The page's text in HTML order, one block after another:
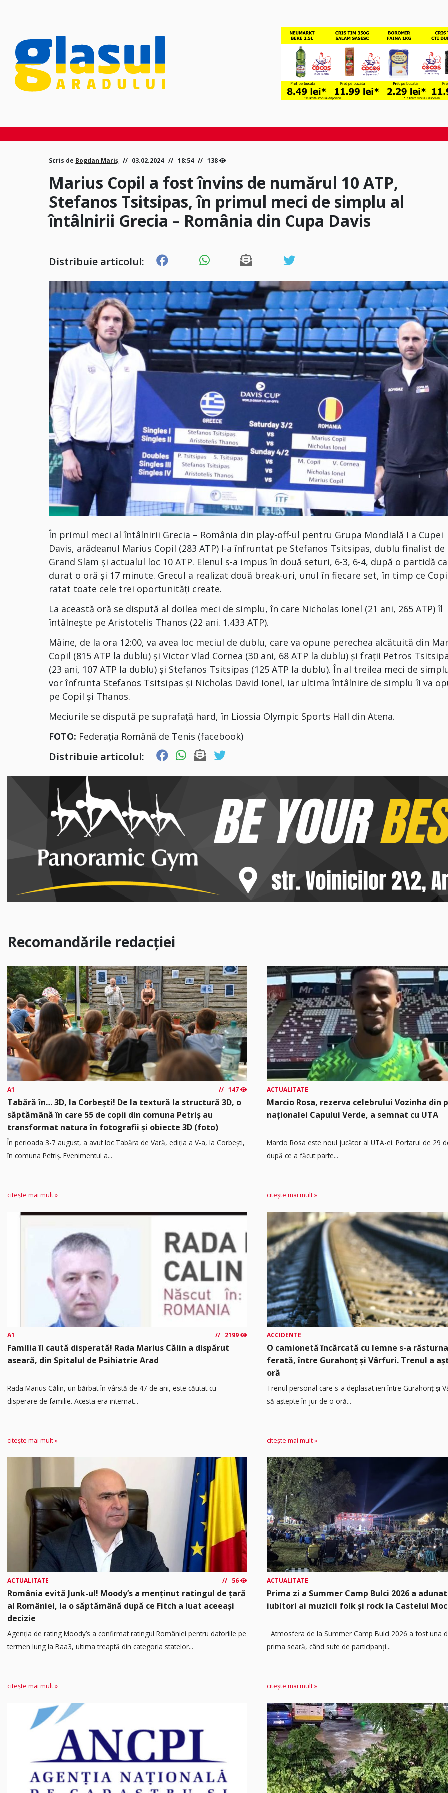
Scris de Bogdan Mariș 03.02.2024 18:54 138
Marius Copil a fost învins de numărul 10 ATP,
Stefanos Tsitsipas, în primul meci de simplu al
întâlnirii Grecia – România din Cupa Davis
Distribuie articolul:
În primul meci al întâlnirii Grecia – România din play-off-ul pentru Grupa Mondială I a Cupei
Davis, arădeanul Marius Copil (283 ATP) l-a înfruntat pe Stefanos Tsitsipas, dublu finalist de
Grand Slam și actualul loc 10 ATP. Elenul s-a impus în două seturi, 6-3, 6-4, după o partidă
durat o oră și 17 minute. Grecul a realizat două break-uri, unul în fiecare set, în timp ce
ratat toate cele trei oportunităţi create.
La această oră se dispută al doilea meci de simplu, în care Nicholas Ionel (21 ani, 265 ATP) îl
întâlnește pe Aristotelis Thanos (22 ani. 1.433 ATP).
Mâine, de la ora 12:00, va avea loc meciul de dublu, care va opune perechea alcătuită din
Copil (815 ATP la dublu) şi Victor Vlad Cornea (30 ani, 68 ATP la dublu) şi fraţii Petros
(23 ani, 107 ATP la dublu) şi Stefanos Tsitsipas (125 ATP la dublu). În al treilea meci de
vor înfrunta Stefanos Tsitsipas şi Nicholas David Ionel, iar ultima întâlnire de simplu îi va
pe Copil şi Thanos.
Meciurile se dispută pe suprafaţă hard, în Liossia Olympic Sports Hall din Atena.
FOTO: Federația Română de Tenis (facebook)
Distribuie articolul:
Recomandările redacției
A1 147
Tabără în… 3D, la Corbești! De la textură la structură 3D, o
săptămână în care 55 de copii din comuna Petriș au
transformat natura în fotografii și obiecte 3D (foto)
În perioada 3-7 august, a avut loc Tabăra de Vară, ediția a V-a, la Corbești,
în comuna Petriș. Evenimentul a...
citește mai mult »
ACTUALITATE
Marcio Rosa, rezerva celebrului Vozinha din
naționalei Capului Verde, a semnat cu UTA
Marcio Rosa este noul jucător al UTA-ei. Portarul de 29
după ce a făcut parte...
citește mai mult »
A1 2199
Familia îl caută disperată! Rada Marius Călin a dispărut
aseară, din Spitalul de Psihiatrie Arad
Rada Marius Călin, un bărbat în vârstă de 47 de ani, este căutat cu
disperare de familie. Acesta era internat...
citește mai mult »
ACCIDENTE
O camionetă încărcată cu lemne s-a
ferată, între Gurahonț și Vârfuri. Trenul a
oră
Trenul personal care s-a deplasat ieri între Gurahonț și
să aștepte în jur de o oră...
citește mai mult »
ACTUALITATE 56
România evită Junk-ul! Moody’s a menținut ratingul de țară
al României, la o săptămână după ce Fitch a luat aceeași
decizie
Agenția de rating Moody’s a confirmat ratingul României pentru datoriile pe
termen lung la Baa3, ultima treaptă din categoria statelor...
citește mai mult »
ACTUALITATE
Prima zi a Summer Camp Bulci 2026 a
iubitori ai muzicii folk și rock la Castelul
Atmosfera de la Summer Camp Bulci 2026 a fost una
prima seară, când sute de participanți...
citește mai mult »